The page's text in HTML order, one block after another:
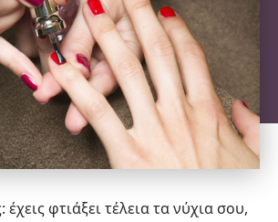
φτιάξει τέλεια τα νύχια σου,